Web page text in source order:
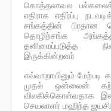
கொத்தலாவல
எதிராக எதிர்ப்பு
சங்கத்தின் பிரதான
தொழிற்சங்க
தனிமைப்படுத்த
இருக்கின்றனர்
எவ்வாறாயினும்
முதல் ஒன்லைன்
விலகிக்கொள்வதாக
செயலாளர் மஹிந்த